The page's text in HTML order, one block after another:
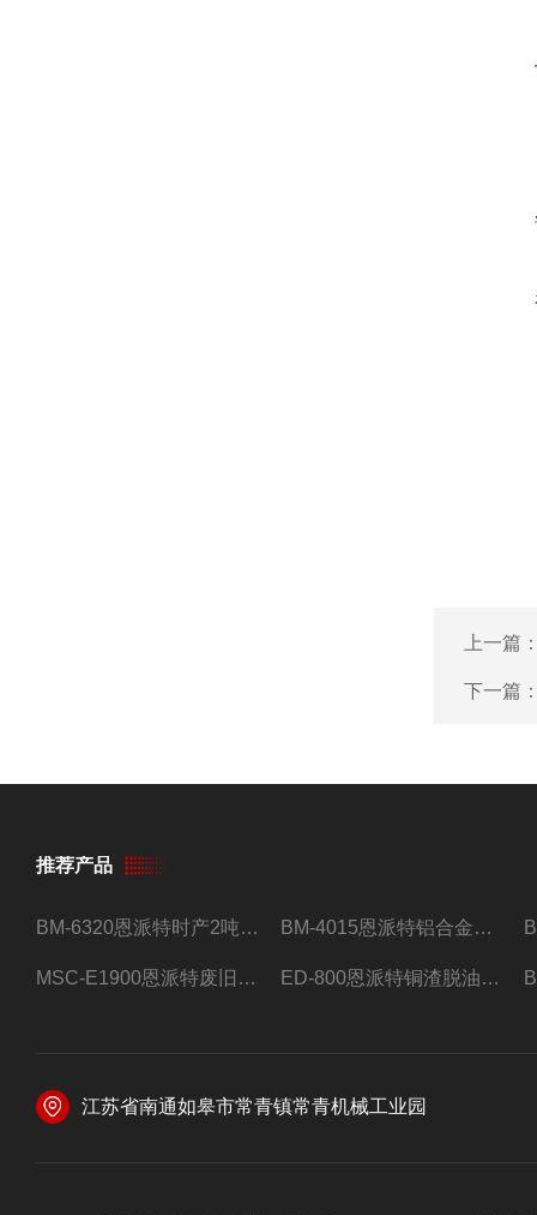
上一篇
下一篇
推荐产品
BM-6320恩派特时产2吨合金钢屑压饼机 BM-4015恩派特铝合金屑压饼机 脱油效果好
MSC-E1900恩派特废旧锂电池极片破碎处理设备 ED-800恩派特铜渣脱油机废铜屑铝屑甩油机
江苏省南通如皋市常青镇常青机械工业园